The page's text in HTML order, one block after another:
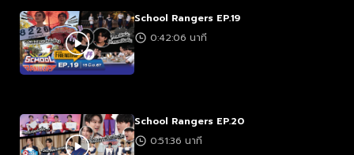
School Rangers EP.19
0:42:06 นาที
School Rangers EP.20
0:51:36 นาที